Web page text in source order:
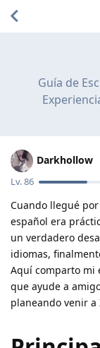
Guía de
Darkhollow
Lv.86
Cuando llegué
español era
un verdadero
idiomas,
Aquí comparto mi
que ayude a
planeando venir